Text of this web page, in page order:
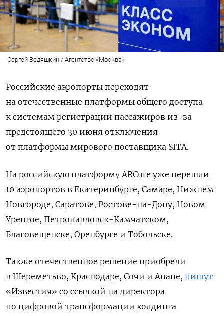
Сергей Ведяшкин / Агентство «Москва»
Российские аэропорты переходят
на отечественные платформы общего доступа
к системам регистрации пассажиров из-за
предстоящего 30 июня отключения
от платформы мирового поставщика SITA.
На российскую платформу ARCute уже перешли
10 аэропортов в Екатеринбурге, Самаре, Нижнем
Новгороде, Саратове, Ростове-на-Дону, Новом
Уренгое, Петропавловск-Камчатском,
Благовещенске, Оренбурге и Тобольске.
Также отечественное решение приобрели
в Шереметьво, Краснодаре, Сочи и Анапе, пишут
«Известия» со ссылкой на директора
по цифровой трансформации холдинга